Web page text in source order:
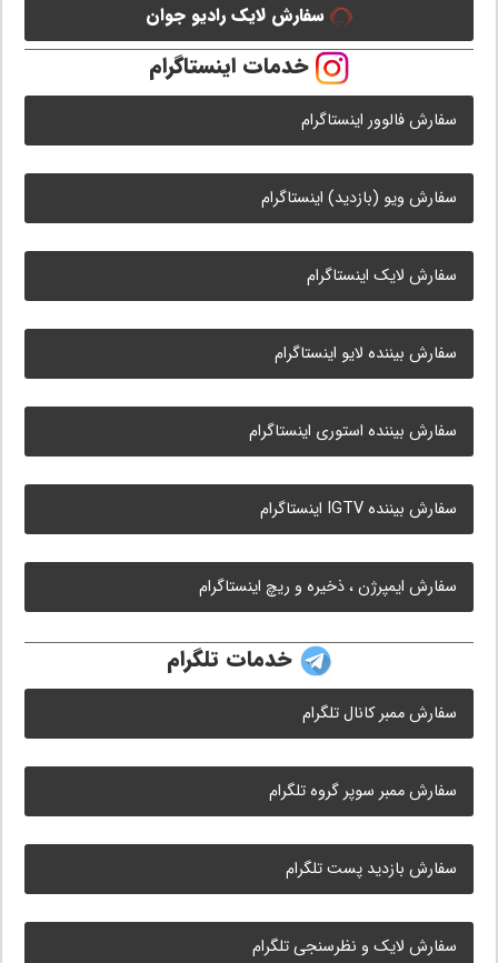
سفارش لایک رادیو جوان
خدمات اینستاگرام
سفارش فالوور اینستاگرام
سفارش ویو (بازدید) اینستاگرام
سفارش لایک اینستاگرام
سفارش بیننده لایو اینستاگرام
سفارش بیننده استوری اینستاگرام
سفارش بیننده IGTV اینستاگرام
سفارش ایمپرژن ، ذخیره و ریچ اینستاگرام
خدمات تلگرام
سفارش ممبر کانال تلگرام
سفارش ممبر سوپر گروه تلگرام
سفارش بازدید پست تلگرام
سفارش لایک و نظرسنجی تلگرام